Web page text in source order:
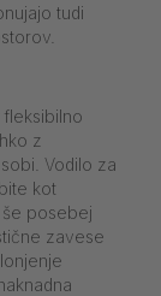
tudi
z
Vodilo za
kot
posebej
zavese